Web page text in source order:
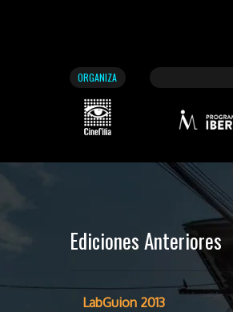
ORGANIZA
Ediciones Anteriores
LabGuion 2013